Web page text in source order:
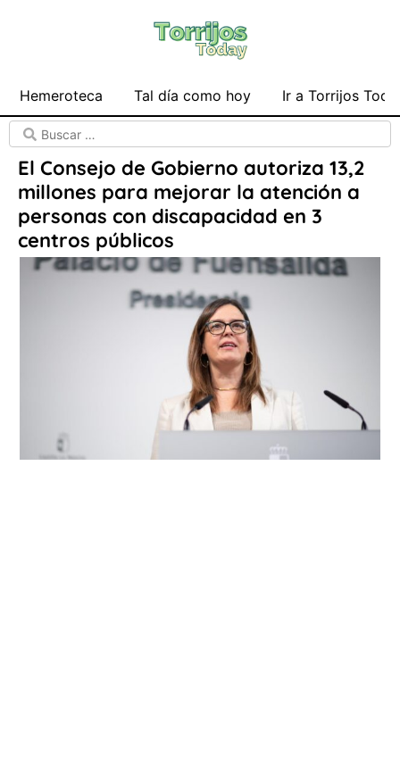
Hemeroteca Tal día como hoy Ir a Torrijos
El Consejo de Gobierno autoriza 13,2
millones para mejorar la atención a
personas con discapacidad en 3
centros públicos